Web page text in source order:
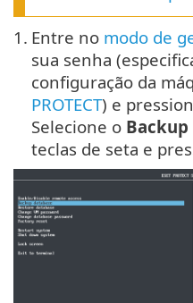
1. Entre no modo de
sua senha
configuração da
PROTECT) e
Selecione o
teclas de seta e